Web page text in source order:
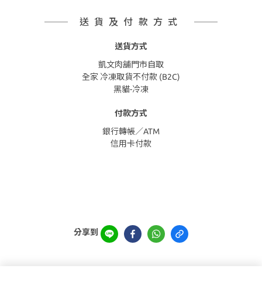
送貨及付款方式
送貨方式
凱文肉舖門市自取
全家 冷凍取貨不付款 (B2C)
黑貓-冷凍
付款方式
銀行轉帳／ATM
信用卡付款
分享到